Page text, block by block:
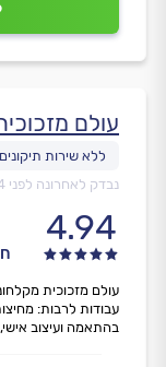
עולם מזכוכית
נבדק לאחרונה לפני 4 ימים
4.94
עבודות לרבות:
בהתאמה ועיצוב